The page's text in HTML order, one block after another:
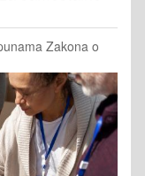
Zakona o